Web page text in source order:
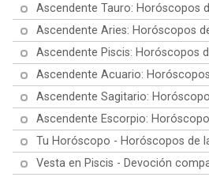
Ascendente Tauro: Horóscopos
Ascendente Aries: Horóscopos
Ascendente Piscis: Horóscopos
Ascendente Acuario:
Ascendente Sagitario:
Ascendente Escorpio:
Tu Horóscopo - Horóscopos de
Vesta en Piscis - Devoción